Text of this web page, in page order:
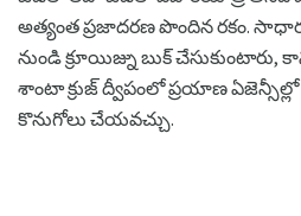
అత్యంత ప్రజాదరణ పొందిన రకం.
నుండి క్రూయిజ్ను బుక్
శాంటా క్రుజ్ ద్వీపంలో ప్రయాణ ఏజెన్సీల్లో
కొనుగోలు చేయవచ్చు.